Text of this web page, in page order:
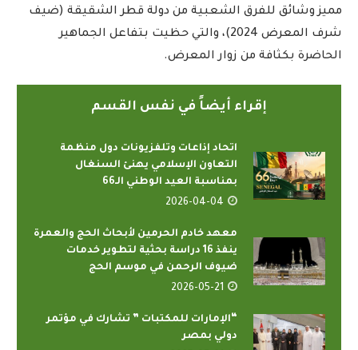
مميز وشائق للفرق الشعبية من دولة قطر الشقيقة (ضيف
شرف المعرض 2024)، والتي حظيت بتفاعل الجماهير
الحاضرة بكثافة من زوار المعرض.
إقراء أيضاً في نفس القسم
اتحاد إذاعات وتلفزيونات دول منظمة
التعاون الإسلامي يهنئ السنغال
بمناسبة العيد الوطني الـ66
2026-04-04
معهد خادم الحرمين لأبحاث الحج والعمرة
ينفذ 16 دراسة بحثية لتطوير خدمات
ضيوف الرحمن في موسم الحج
2026-05-21
“الإمارات للمكتبات ” تشارك في مؤتمر
دولي بمصر